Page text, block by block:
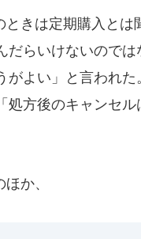
きは定期購入とは
だらいけないので
がよい」と言われ
処方後のキャンセ
か、